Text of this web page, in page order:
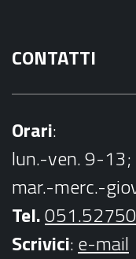
CONTATTI
Orari:
lun.-ven. 9-13;
mar.-merc.-
Tel.
Scrivici:e-mail